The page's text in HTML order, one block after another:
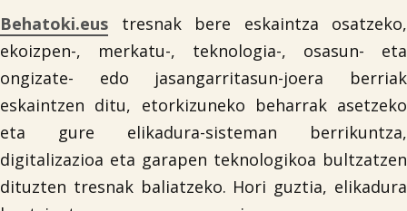

Behatoki.eus tresnak bere eskaintza osatzeko,
ekoizpen-, merkatu-, teknologia-, osasun- eta
ongizate- edo jasangarritasun-joera berriak
eskaintzen ditu, etorkizuneko beharrak asetzeko
eta gure elikadura-sisteman berrikuntza,
digitalizazioa eta garapen teknologikoa bultzatzen
dituzten tresnak baliatzeko. Hori guztia, elikadura